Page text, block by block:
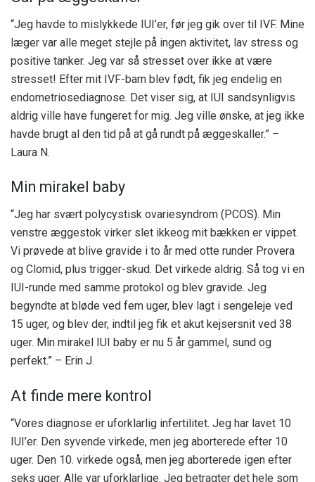
“Jeg havde to mislykkede IUI’er, før jeg gik over til IVF. Mine
læger var alle meget stejle på ingen aktivitet, lav stress og
positive tanker. Jeg var så stresset over ikke at være
stresset! Efter mit IVF-barn blev født, fik jeg endelig en
endometriosediagnose. Det viser sig, at IUI sandsynligvis
aldrig ville have fungeret for mig. Jeg ville ønske, at jeg ikke
havde brugt al den tid på at gå rundt på æggeskaller.” –
Laura N.
Min mirakel baby
“Jeg har svært polycystisk ovariesyndrom (PCOS). Min
venstre æggestok virker slet ikkeog mit bækken er vippet.
Vi prøvede at blive gravide i to år med otte runder Provera
og Clomid, plus trigger-skud. Det virkede aldrig. Så tog vi en
IUI-runde med samme protokol og blev gravide. Jeg
begyndte at bløde ved fem uger, blev lagt i sengeleje ved
15 uger, og blev der, indtil jeg fik et akut kejsersnit ved 38
uger. Min mirakel IUI baby er nu 5 år gammel, sund og
perfekt.” – Erin J.
At finde mere kontrol
“Vores diagnose er uforklarlig infertilitet. Jeg har lavet 10
IUI’er. Den syvende virkede, men jeg aborterede efter 10
uger. Den 10. virkede også, men jeg aborterede igen efter
seks uger. Alle var uforklarlige. Jeg betragter det hele som